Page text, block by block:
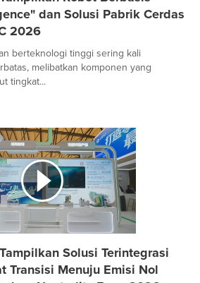
dan Solusi Pabrik Cerdas
2026
berteknologi tinggi sering kali
melibatkan komponen yang
tingkat...
Solusi Terintegrasi
Transisi Menuju Emisi Nol